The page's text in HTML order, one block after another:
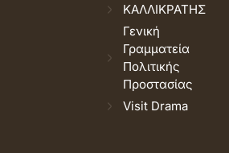
ΚΑΛΛΙΚΡΑΤΗΣ
Γενική
Γραμματεία
Πολιτικής
Προστασίας
Visit Drama